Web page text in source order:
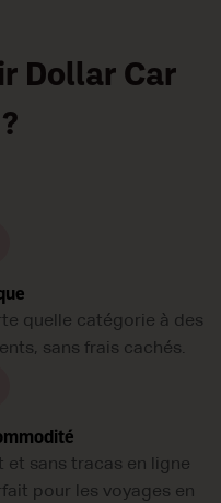
Dollar Car
quelle catégorie à des
sans frais cachés.
et sans tracas en ligne
pour les voyages en